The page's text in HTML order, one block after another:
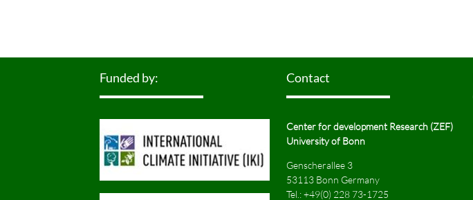
Funded by: Contact
Center for development Research (ZEF)
University of Bonn
Genscherallee 3
53113 Bonn Germany
Tel.:+49(0) 228 73-1725